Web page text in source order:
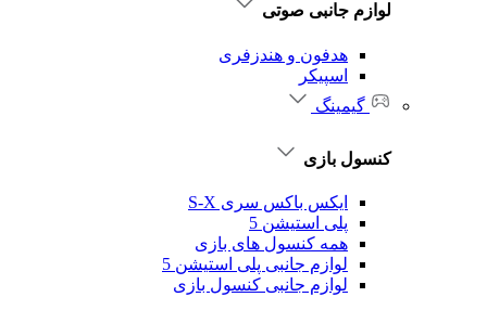
لوازم جانبی صوتی
هدفون و هندزفری
اسپیکر
گیمینگ
کنسول بازی
ایکس باکس سری S-X
پلی استیشن 5
همه کنسول های بازی
لوازم جانبی پلی استیشن 5
لوازم جانبی کنسول بازی